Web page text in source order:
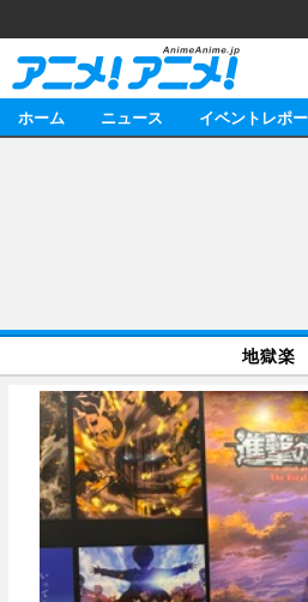
イベント
海外イベント
俳優・タレント
ビジネス
レビュー
アニメ
書評
ゲーム
動画
アニメ
アニメ！アニメ！TV
連載・コラム
ホーム ニュース イベントレポ
地獄楽